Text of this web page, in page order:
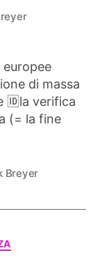
di massa
🆔la verifica
(= la fine
Breyer